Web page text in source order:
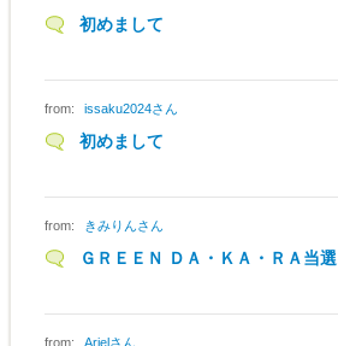
初めまして
from: issaku2024さん
初めまして
from: きみりんさん
ＧＲＥＥＮ ＤＡ・ＫＡ・ＲＡ当選
from: Arielさん